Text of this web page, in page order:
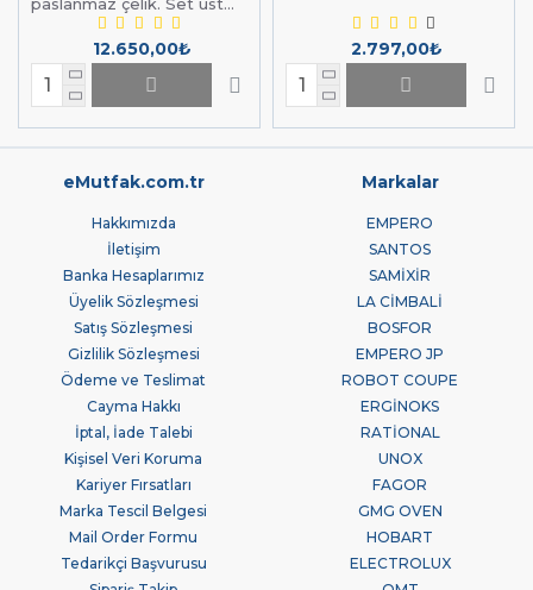
markalarının çikolata doldurma makinesi modelleri
₺2.018,00fiyatından başlayarak kapasite ve tipine göre
farklılık göstermektedir. Sitemizde bulunan çikolata
doldurma makinesi modellerini incelemek için linke
daha var. Hemen satış temsilcimizle iletişime geçin,
edelim. Bize0850 346 8646 nolu telefon numaramızdan,
0555 887 77 66nolu whatsapp hattımızdan,
satis@eMutfak.com.tr eMutfak iletişim
formumuzdan yazarak ulaşabilirsiniz.
12.650,00₺ 2.797,00₺
eMutfak.com.tr
Hakkımızda
İletişim
Banka Hesaplarımız
Üyelik Sözleşmesi
Satış Sözleşmesi
Gizlilik Sözleşmesi
Ödeme ve Teslimat
Cayma Hakkı
İptal, İade Talebi
Kişisel Veri Koruma
Kariyer Fırsatları
Marka Tescil Belgesi
Mail Order Formu
Tedarikçi Başvurusu
Markalar
EMPERO
SANTOS
SAMİXİR
LA CİMBALİ
BOSFOR
EMPERO JP
ROBOT COUPE
ERGİNOKS
RATİONAL
UNOX
FAGOR
GMG OVEN
HOBART
ELECTROLUX